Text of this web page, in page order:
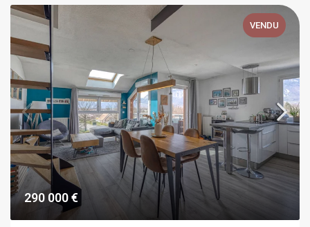
VENDU
290 000 €